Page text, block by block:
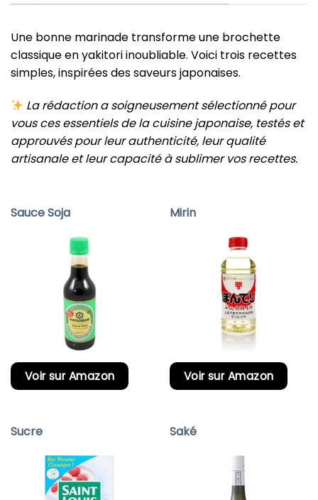
Une bonne marinade transforme une brochette
classique en yakitori inoubliable. Voici trois recettes
simples, inspirées des saveurs japonaises.
La rédaction a soigneusement sélectionné pour
vous ces essentiels de la cuisine japonaise, testés et
approuvés pour leur authenticité, leur qualité
artisanale et leur capacité à sublimer vos recettes.
Sauce Soja
Voir sur Amazon
Mirin
Voir sur Amazon
Sucre Saké